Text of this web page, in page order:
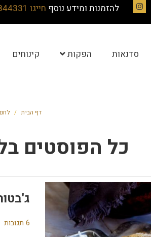
להזמנות ומידע נוסף חייגו 054-4844331
סדנאות הפקות קינוחים
דף הבית /
כל הפוסטים ב
6 תגובות